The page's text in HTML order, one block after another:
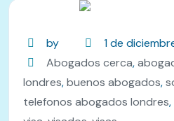
by
1 de
Abogados cerca,
londres,buenos abogados,
telefonos abogados londres,